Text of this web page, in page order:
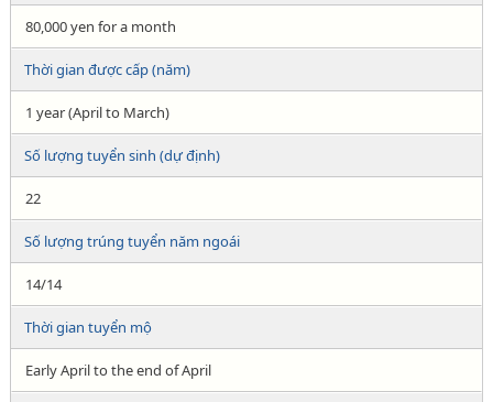
80,000 yen for a month
Thời gian được cấp (năm)
1 year (April to March)
Số lượng tuyển sinh (dự định)
22
Số lượng trúng tuyển năm ngoái
14/14
Thời gian tuyển mộ
Early April to the end of April